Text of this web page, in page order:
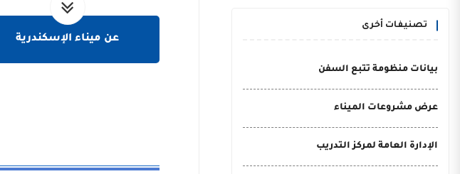
تصنيفات أخرى
بيانات منظومة تتبع السفن
عرض مشروعات الميناء
الإدارة العامة لمركز التدريب
عن ميناء الإسكندرية